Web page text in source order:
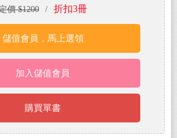
價 $1200 / 折扣3冊
儲值會員，馬上選領
加入儲值會員
購買單書